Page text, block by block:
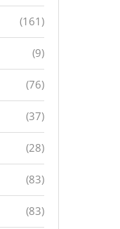
(161)
(9)
(76)
(37)
(28)
(83)
(83)